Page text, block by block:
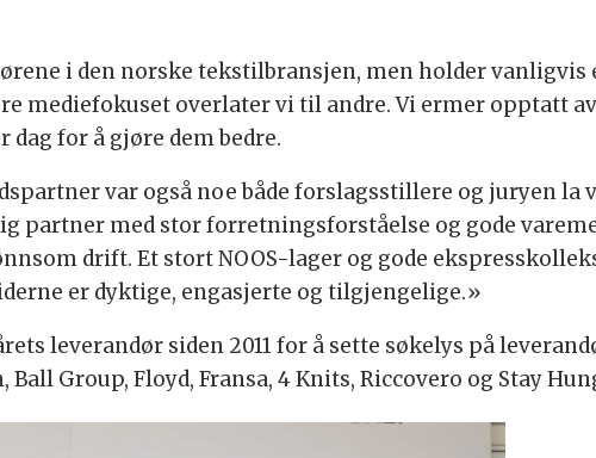
i den norske tekstilbransjen, men holder vanligvis
mediefokuset overlater vi til andre. Vi ermer opptatt
for å gjøre dem bedre.
var også noe både forslagsstillere og juryen la
partner med stor forretningsforståelse og gode
drift. Et stort NOOS-lager og gode
er dyktige, engasjerte og tilgjengelige.»
leverandør siden 2011 for å sette søkelys på
Group, Floyd, Fransa, 4 Knits, Riccovero og Stay